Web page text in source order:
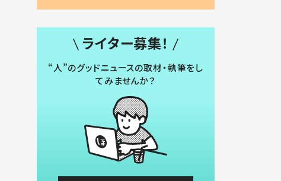
ライター募集！
“人”のグッドニュースの取材・執筆をし
てみませんか？